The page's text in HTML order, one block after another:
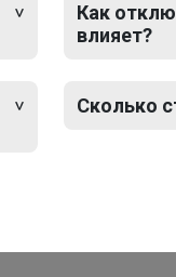
Как
влияет?
Сколько